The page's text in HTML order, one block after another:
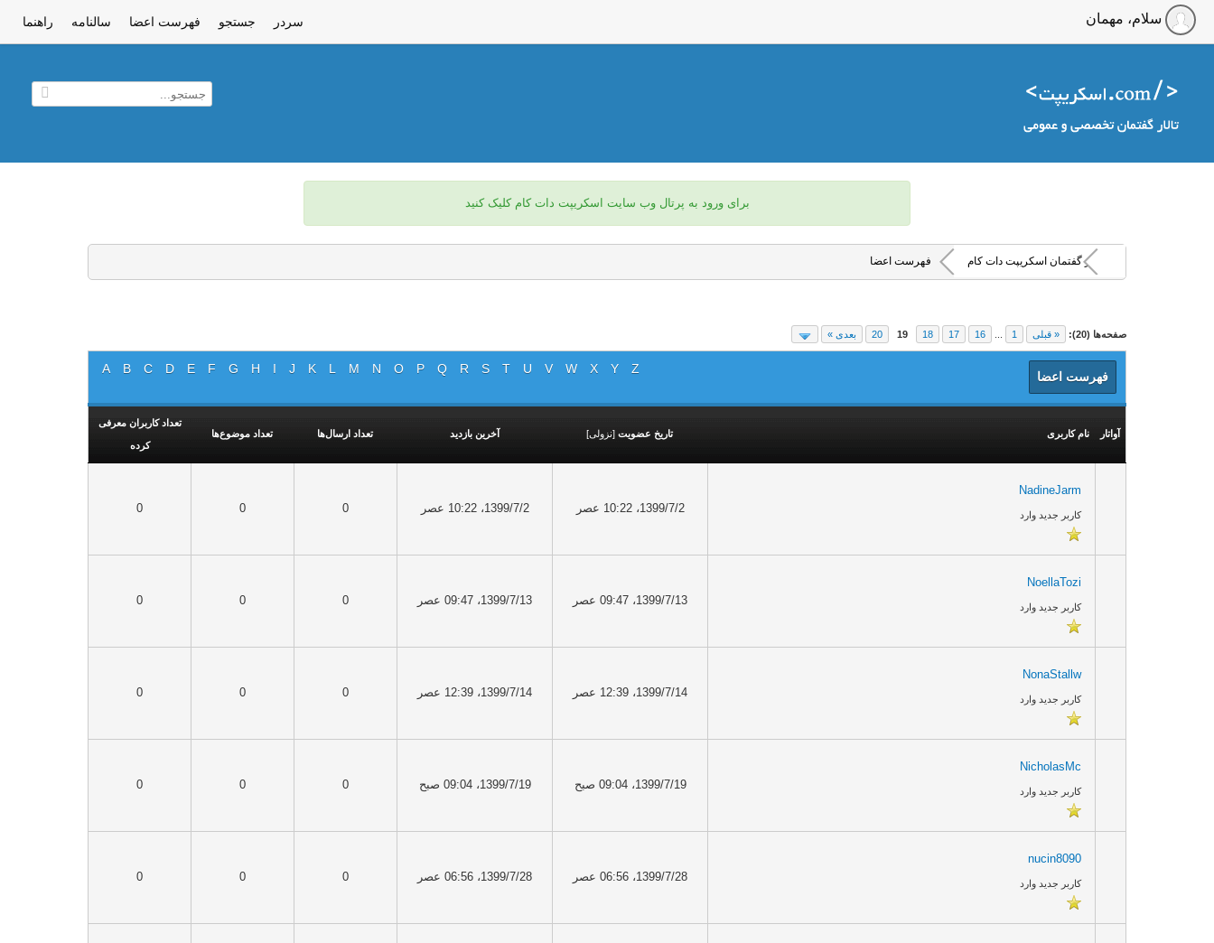
سردر جستجو فهرست اعضا سالنامه راهنما سلام، مهمان
برای ورود به پرتال وب سایت اسکریپت دات کام کلیک کنید
تالار گفتمان اسکریپت دات کام فهرست اعضا
صفحه‌ها (20): « قبلی 1
16
17
18
19
20 بعدی »
A B C D E F G H I J K L M N O P Q R S T U V W X Y Z
فهرست اعضا
آواتار نام کاربری تاریخ عضویت [نزولی] آخرین بازدید تعداد ارسال‌ها تعداد موضوع‌ها
تعداد کاربران معرفی
کرده
NadineJarm
کاربر جدید وارد 1399/7/2، 10:22 عصر 1399/7/2، 10:22 عصر 0
0
0
NoellaTozi
کاربر جدید وارد 1399/7/13، 09:47 عصر 1399/7/13، 09:47 عصر 0
0
0
NonaStallw
کاربر جدید وارد 1399/7/14، 12:39 عصر 1399/7/14، 12:39 عصر 0
0
0
NicholasMc
کاربر جدید وارد 1399/7/19، 09:04 صبح 1399/7/19، 09:04 صبح 0
0
0
nucin8090
کاربر جدید وارد 1399/7/28، 06:56 عصر 1399/7/28، 06:56 عصر 0
0
0